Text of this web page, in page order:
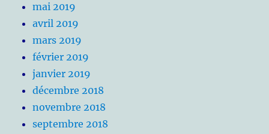
mai 2019
avril 2019
mars 2019
février 2019
janvier 2019
décembre 2018
novembre 2018
septembre 2018